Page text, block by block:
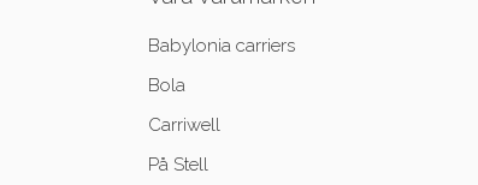
Babylonia carriers
Bola
Carriwell
På Stell